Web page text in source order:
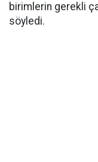
birimlerin gerekli
söyledi.